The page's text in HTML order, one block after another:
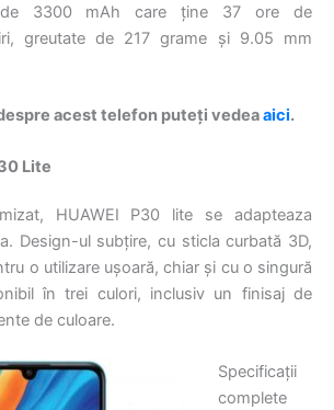
de 3300 mAh care ține 37 ore de
greutate de 217 grame și 9.05 mm
acest telefon puteți vedeaaici.
Lite
HUAWEI P30 lite se adapteaza
Design-ul subțire, cu sticla curbată 3D,
o utilizare ușoară, chiar și cu o singură
în trei culori, inclusiv un finisaj de
de culoare.
Specificații
complete